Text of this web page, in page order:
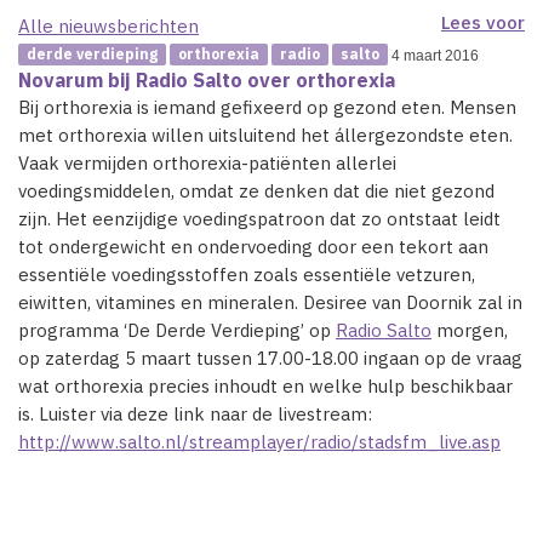
Lees voor
Alle nieuwsberichten
derde verdieping orthorexia radio salto 4 maart 2016
Novarum bij Radio Salto over orthorexia
Bij orthorexia is iemand gefixeerd op gezond eten. Mensen
met orthorexia willen uitsluitend het állergezondste eten.
Vaak vermijden orthorexia-patiënten allerlei
voedingsmiddelen, omdat ze denken dat die niet gezond
zijn. Het eenzijdige voedingspatroon dat zo ontstaat leidt
tot ondergewicht en ondervoeding door een tekort aan
essentiële voedingsstoffen zoals essentiële vetzuren,
eiwitten, vitamines en mineralen. Desiree van Doornik zal in
programma ‘De Derde Verdieping’ op Radio Salto morgen,
op zaterdag 5 maart tussen 17.00-18.00 ingaan op de vraag
wat orthorexia precies inhoudt en welke hulp beschikbaar
is. Luister via deze link naar de livestream:
http://www.salto.nl/streamplayer/radio/stadsfm_live.asp